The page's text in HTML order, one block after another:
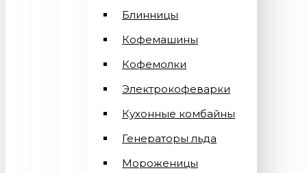
Блинницы
Кофемашины
Кофемолки
Электрокофеварки
Кухонные комбайны
Генераторы льда
Мороженицы